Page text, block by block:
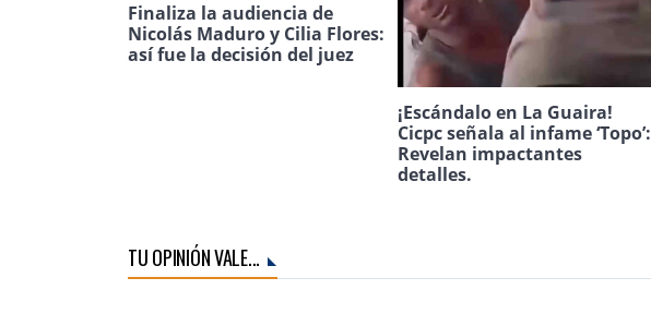
Finaliza la audiencia de
Nicolás Maduro y Cilia Flores:
así fue la decisión del juez
¡Escándalo en La Guaira!
Cicpc señala al infame ‘Topo’:
Revelan impactantes
detalles.
TU OPINIÓN VALE...